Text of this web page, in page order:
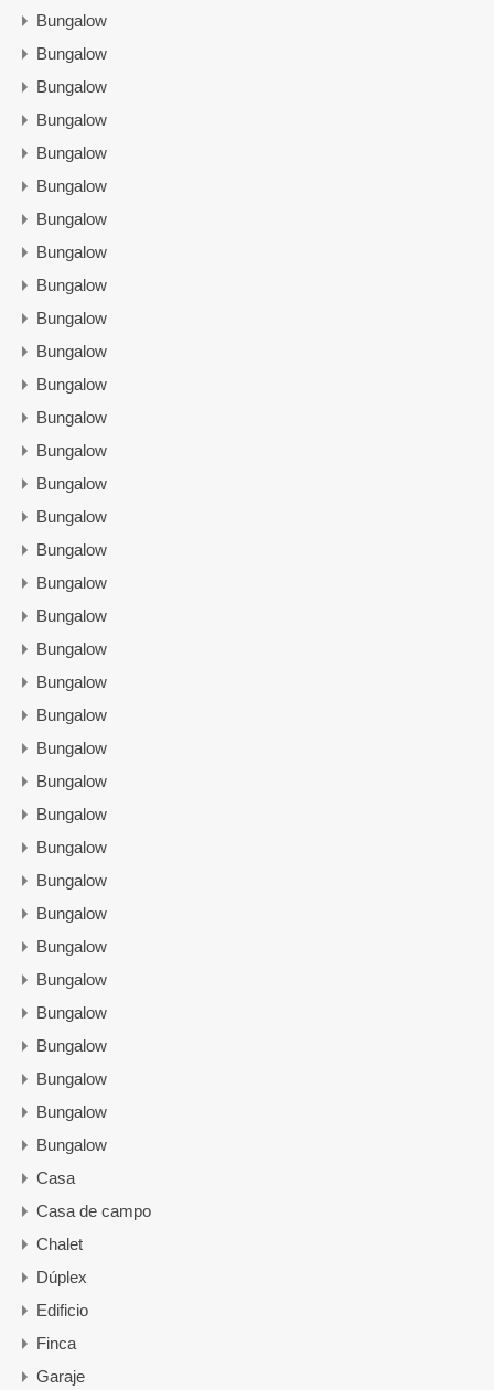
Bungalow
Bungalow
Bungalow
Bungalow
Bungalow
Bungalow
Bungalow
Bungalow
Bungalow
Bungalow
Bungalow
Bungalow
Bungalow
Bungalow
Bungalow
Bungalow
Bungalow
Bungalow
Bungalow
Bungalow
Bungalow
Bungalow
Bungalow
Bungalow
Bungalow
Bungalow
Bungalow
Bungalow
Bungalow
Bungalow
Bungalow
Bungalow
Bungalow
Bungalow
Bungalow
Casa
Casa de campo
Chalet
Dúplex
Edificio
Finca
Garaje